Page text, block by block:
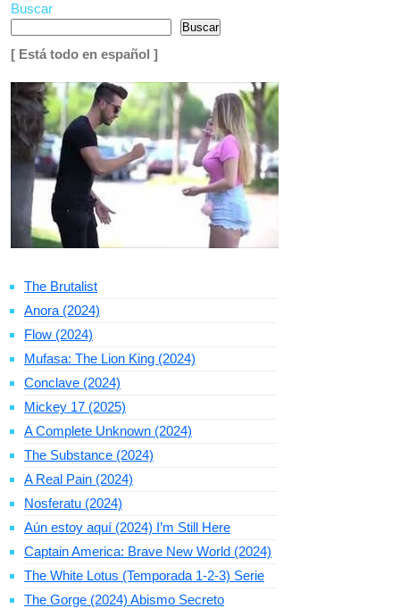
Buscar
Buscar
[ Está todo en español ]
The Brutalist
Anora (2024)
Flow (2024)
Mufasa: The Lion King (2024)
Conclave (2024)
Mickey 17 (2025)
A Complete Unknown (2024)
The Substance (2024)
A Real Pain (2024)
Nosferatu (2024)
Aún estoy aquí (2024) I’m Still Here
Captain America: Brave New World (2024)
The White Lotus (Temporada 1-2-3) Serie
The Gorge (2024) Abismo Secreto